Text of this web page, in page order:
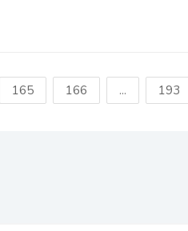
165 166 ... 193